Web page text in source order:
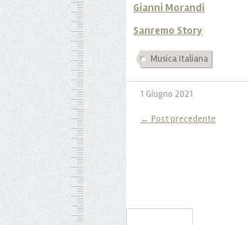
Gianni Morandi
Sanremo Story
Musica Italiana
1 Giugno 2021
← Post precedente